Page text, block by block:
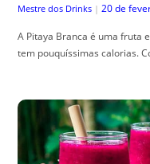
Mestre dos Drinks | 20 de
A Pitaya Branca é uma fruta
tem pouquíssimas calorias.